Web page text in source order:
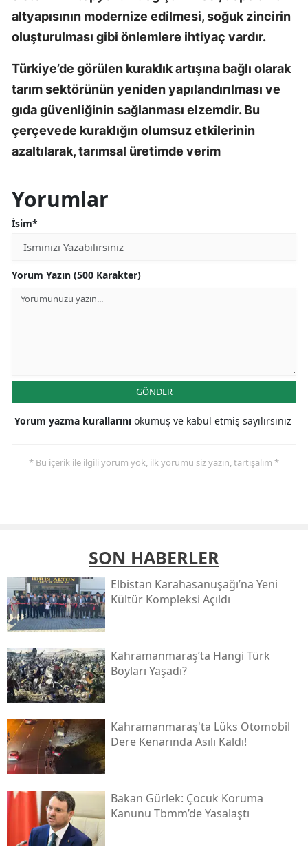
altyapısının modernize edilmesi, soğuk zincirin
oluşturulması gibi önlemlere ihtiyaç vardır.
Türkiye’de görülen kuraklık artışına bağlı olarak
tarım sektörünün yeniden yapılandırılması ve
gıda güvenliğinin sağlanması elzemdir. Bu
çerçevede kuraklığın olumsuz etkilerinin
azaltılarak, tarımsal üretimde verim
Yorumlar
İsim*
Yorum Yazın (500 Karakter)
GÖNDER
Yorum yazma kurallarını okumuş ve kabul etmiş sayılırsınız
* Bu içerik ile ilgili yorum yok, ilk yorumu siz yazın, tartışalım *
SON HABERLER
Elbistan Karahasanuşağı’na Yeni
Kültür Kompleksi Açıldı
Kahramanmaraş’ta Hangi Türk
Boyları Yaşadı?
Kahramanmaraş'ta Lüks Otomobil
Dere Kenarında Asılı Kaldı!
Bakan Gürlek: Çocuk Koruma
Kanunu Tbmm’de Yasalaştı